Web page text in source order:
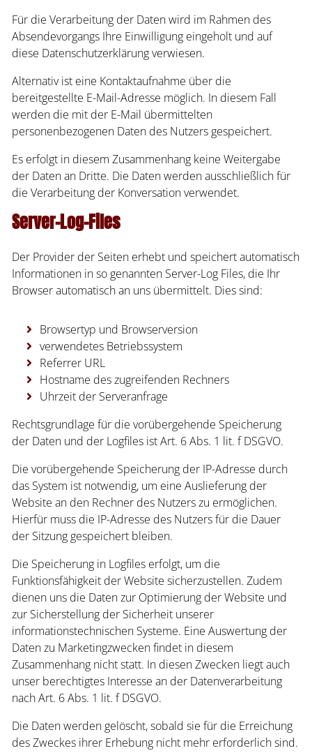
Für die Verarbeitung der Daten wird im Rahmen des
Absendevorgangs Ihre Einwilligung eingeholt und auf
diese Datenschutzerklärung verwiesen.
Alternativ ist eine Kontaktaufnahme über die
bereitgestellte E-Mail-Adresse möglich. In diesem Fall
werden die mit der E-Mail übermittelten
personenbezogenen Daten des Nutzers gespeichert.
Es erfolgt in diesem Zusammenhang keine Weitergabe
der Daten an Dritte. Die Daten werden ausschließlich für
die Verarbeitung der Konversation verwendet.
Server-Log-Files
Der Provider der Seiten erhebt und speichert automatisch
Informationen in so genannten Server-Log Files, die Ihr
Browser automatisch an uns übermittelt. Dies sind:
Browsertyp und Browserversion
verwendetes Betriebssystem
Referrer URL
Hostname des zugreifenden Rechners
Uhrzeit der Serveranfrage
Rechtsgrundlage für die vorübergehende Speicherung
der Daten und der Logfiles ist Art. 6 Abs. 1 lit. f DSGVO.
Die vorübergehende Speicherung der IP-Adresse durch
das System ist notwendig, um eine Auslieferung der
Website an den Rechner des Nutzers zu ermöglichen.
Hierfür muss die IP-Adresse des Nutzers für die Dauer
der Sitzung gespeichert bleiben.
Die Speicherung in Logfiles erfolgt, um die
Funktionsfähigkeit der Website sicherzustellen. Zudem
dienen uns die Daten zur Optimierung der Website und
zur Sicherstellung der Sicherheit unserer
informationstechnischen Systeme. Eine Auswertung der
Daten zu Marketingzwecken findet in diesem
Zusammenhang nicht statt. In diesen Zwecken liegt auch
unser berechtigtes Interesse an der Datenverarbeitung
nach Art. 6 Abs. 1 lit. f DSGVO.
Die Daten werden gelöscht, sobald sie für die Erreichung
des Zweckes ihrer Erhebung nicht mehr erforderlich sind.